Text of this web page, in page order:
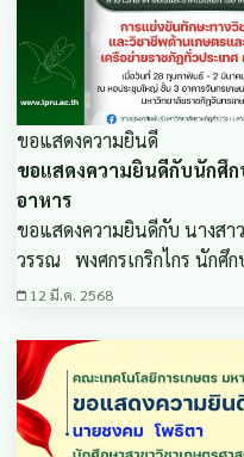
ขอแสดงความยินดี
ขอแสดงความยินดีกับนักศึ
อาหาร
ขอแสดงความยินดีกับ นางส
วรรณ พงศกรเกริกไกร นักศึ
12 มี.ค. 2568